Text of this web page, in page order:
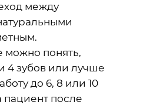
между
можно понять,
4 зубов или лучше
до 6, 8 или 10
пациент после